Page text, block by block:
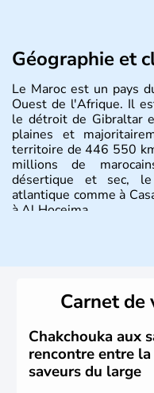
Géographie et
Le Maroc est un pays
Ouest de l'Afrique. Il
le détroit de Gibraltar
plaines et
territoire de 446 550
millions de
désertique et sec,
atlantique comme à
à Al Hoceima.
commerçants
Les arabes arrivent au
Berbères à l'Islam.
aujourd'hui le seul
l'Union Africaine,
l'Union Européenne.
Carnet de
Chakchouka aux
rencontre entre
saveurs du large